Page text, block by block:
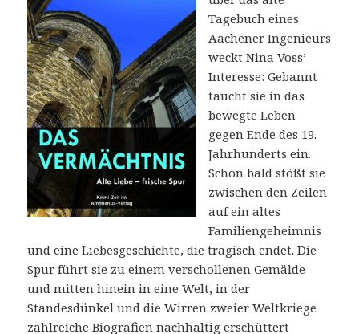
Tagebuch eines
Aachener Ingenieurs
weckt Nina Voss’
Interesse: Gebannt
taucht sie in das
bewegte Leben
gegen Ende des 19.
Jahrhunderts ein.
Schon bald stößt sie
zwischen den Zeilen
auf ein altes
Familiengeheimnis
und eine Liebesgeschichte, die tragisch endet. Die
Spur führt sie zu einem verschollenen Gemälde
und mitten hinein in eine Welt, in der
Standesdünkel und die Wirren zweier Weltkriege
zahlreiche Biografien nachhaltig erschüttert